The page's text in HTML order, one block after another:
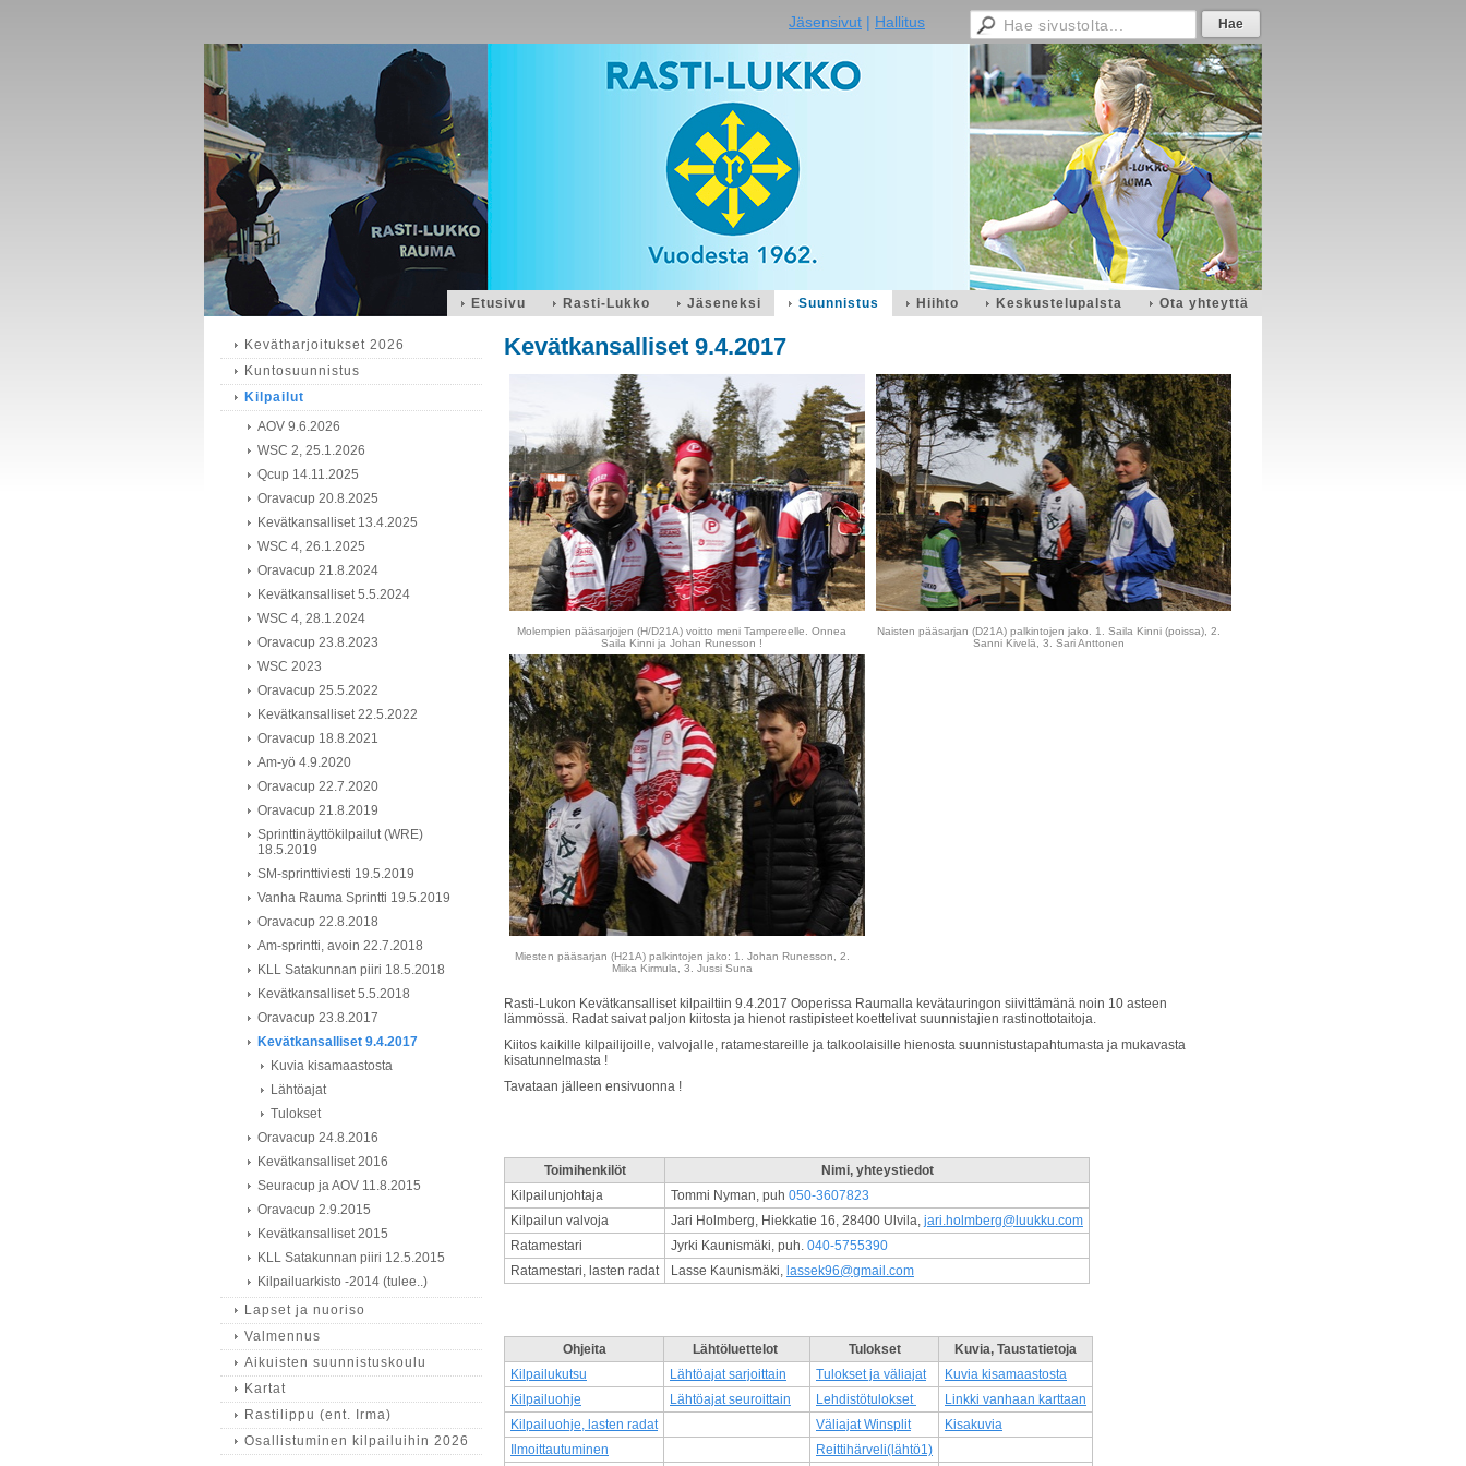
Jäsensivut | Hallitus
Etusivu Rasti-Lukko Jäseneksi Suunnistus Hiihto Keskustelupalsta Ota yhteyttä
Kevätkansalliset 9.4.2017
Molempien pääsarjojen (H/D21A) voitto meni Tampereelle. Onnea
Saila Kinni ja Johan Runesson !
Naisten pääsarjan (D21A) palkintojen jako. 1. Saila Kinni (poissa), 2.
Sanni Kivelä, 3. Sari Anttonen
Miesten pääsarjan (H21A) palkintojen jako: 1. Johan Runesson, 2.
Miika Kirmula, 3. Jussi Suna
Rasti-Lukon Kevätkansalliset kilpailtiin 9.4.2017 Ooperissa Raumalla kevätauringon siivittämänä noin 10 asteen
lämmössä. Radat saivat paljon kiitosta ja hienot rastipisteet koettelivat suunnistajien rastinottotaitoja.
Kiitos kaikille kilpailijoille, valvojalle, ratamestareille ja talkoolaisille hienosta suunnistustapahtumasta ja mukavasta
kisatunnelmasta !
Tavataan jälleen ensivuonna !
Toimihenkilöt
Nimi, yhteystiedot
Kilpailunjohtaja
Tommi Nyman, puh 050-3607823
Kilpailun valvoja
Jari Holmberg, Hiekkatie 16, 28400 Ulvila, jari.holmberg@luukku.com
Ratamestari
Jyrki Kaunismäki, puh. 040-5755390
Ratamestari, lasten radat
Lasse Kaunismäki, lassek96@gmail.com
Ohjeita Lähtöluettelot Tulokset
Kuvia, Taustatietoja
Kilpailukutsu
Lähtöajat sarjoittain Tulokset ja väliajat
Kuvia kisamaastosta
Kilpailuohje
Lähtöajat seuroittain Lehdistötulokset
Linkki vanhaan karttaan
Kilpailuohje, lasten radat
Väliajat Winsplit
Kisakuvia
Ilmoittautuminen
Reittihärveli(lähtö1)
Kevätharjoitukset 2026
Kuntosuunnistus
Kilpailut
AOV 9.6.2026
WSC 2, 25.1.2026
Qcup 14.11.2025
Oravacup 20.8.2025
Kevätkansalliset 13.4.2025
WSC 4, 26.1.2025
Oravacup 21.8.2024
Kevätkansalliset 5.5.2024
WSC 4, 28.1.2024
Oravacup 23.8.2023
WSC 2023
Oravacup 25.5.2022
Kevätkansalliset 22.5.2022
Oravacup 18.8.2021
Am-yö 4.9.2020
Oravacup 22.7.2020
Oravacup 21.8.2019
Sprinttinäyttökilpailut (WRE)
18.5.2019
SM-sprinttiviesti 19.5.2019
Vanha Rauma Sprintti 19.5.2019
Oravacup 22.8.2018
Am-sprintti, avoin 22.7.2018
KLL Satakunnan piiri 18.5.2018
Kevätkansalliset 5.5.2018
Oravacup 23.8.2017
Kevätkansalliset 9.4.2017
Kuvia kisamaastosta
Lähtöajat
Tulokset
Oravacup 24.8.2016
Kevätkansalliset 2016
Seuracup ja AOV 11.8.2015
Oravacup 2.9.2015
Kevätkansalliset 2015
KLL Satakunnan piiri 12.5.2015
Kilpailuarkisto -2014 (tulee..)
Lapset ja nuoriso
Valmennus
Aikuisten suunnistuskoulu
Kartat
Rastilippu (ent. Irma)
Osallistuminen kilpailuihin 2026